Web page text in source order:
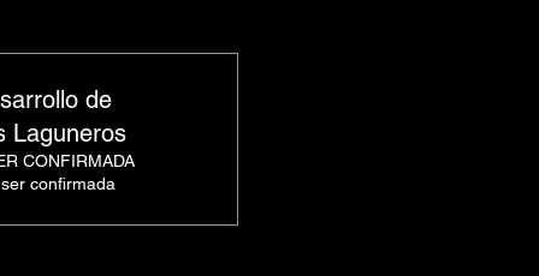
de
Laguneros
CONFIRMADA
confirmada